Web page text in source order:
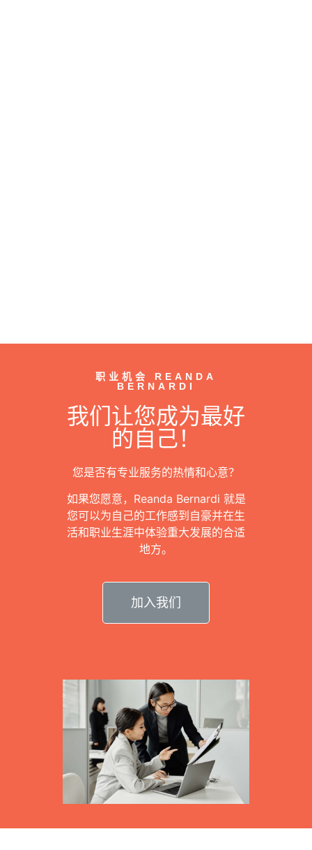
职业机会 REANDA
BERNARDI
我们让您成为最好
的自己！
您是否有专业服务的热情和心意？
如果您愿意，Reanda Bernardi 就是
您可以为自己的工作感到自豪并在生
活和职业生涯中体验重大发展的合适
地方。
加入我们